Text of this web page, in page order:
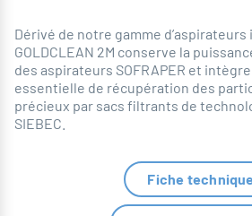
Dérivé de notre gamme
GOLDCLEAN 2M conserve la
des aspirateurs SOFRAPER et
essentielle de récupération des
précieux par sacs filtrants de
SIEBEC.
Fiche technique